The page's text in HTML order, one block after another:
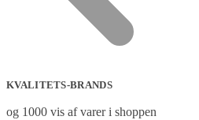
KVALITETS-BRANDS
og 1000 vis af varer i shoppen